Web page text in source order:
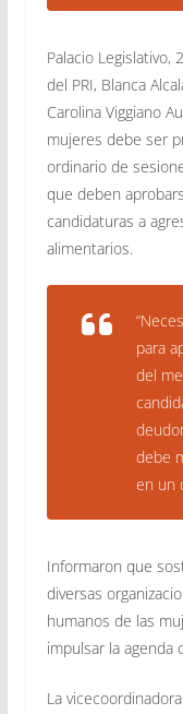
Palacio Legislativo,
del PRI, Blanca
Carolina Viggiano
mujeres debe ser
ordinario de
que deben
candidaturas a
alimentarios.
para
del
debe
en un
Informaron que
diversas
humanos de las
impulsar la agenda
La